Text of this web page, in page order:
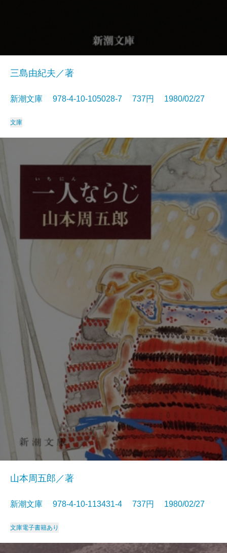
三島由紀夫／著
新潮文庫 978-4-10-105028-7 737円 1980/02/27
文庫
山本周五郎／著
新潮文庫 978-4-10-113431-4 737円 1980/02/27
文庫電子書籍あり